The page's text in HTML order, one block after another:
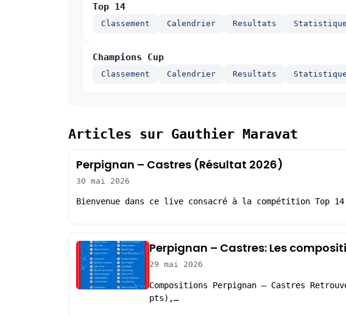
Top 14
Classement Calendrier Resultats
Champions Cup
Classement Calendrier Resultats
Articles sur Gauthier Maravat
Perpignan – Castres (Résultat 2026)
30 mai 2026
Bienvenue dans ce live consacré à la compétition Top
Perpignan – Castres: Les
29 mai 2026
Compositions Perpignan – Castres
pts),…